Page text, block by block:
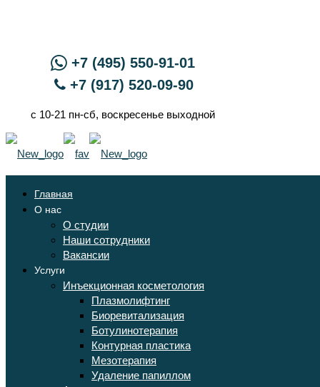
+7 (495) 550-91-01
+7 (917) 520-09-90
с 10-21 пн-сб, воскресенье выходной
Главная
О нас
О студии
Наши сотрудники
Вакансии
Услуги
Инъекционная косметология
Плазмолифтинг
Биоревитализация
Ботулинотерапия
Контурная пластика
Мезотерапия
Удаление папиллом